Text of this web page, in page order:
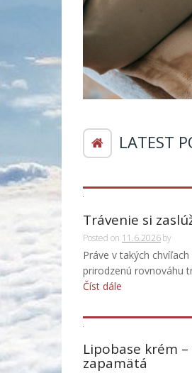
LATEST
Trávenie si
Posted on 11.6.2026by
Práve v takých
prirodzenú rovnováhu
Číst dále
Lipobase krém
zapamätá